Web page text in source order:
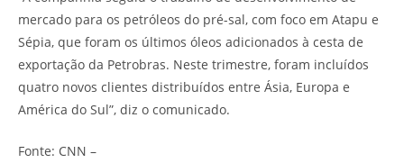
mercado para os petróleos do pré-sal, com foco em Atapu e
Sépia, que foram os últimos óleos adicionados à cesta de
exportação da Petrobras. Neste trimestre, foram incluídos
quatro novos clientes distribuídos entre Ásia, Europa e
América do Sul”, diz o comunicado.
Fonte: CNN –